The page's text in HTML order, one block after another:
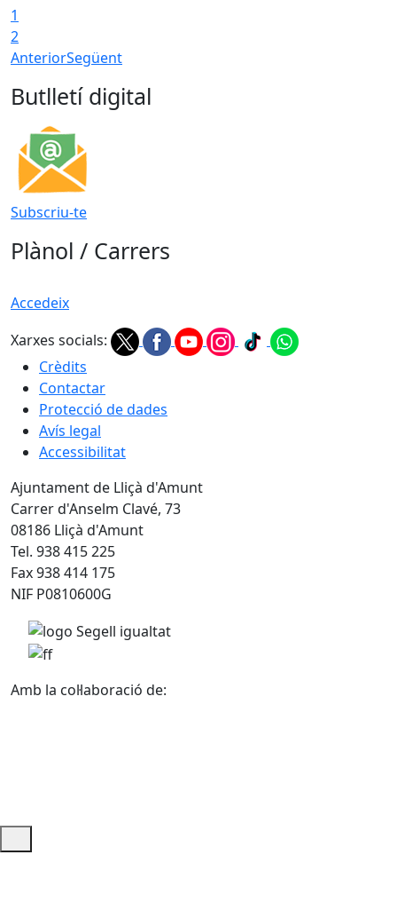
1
2
AnteriorSegüent
Butlletí digital
Subscriu-te
Plànol / Carrers
Accedeix
Xarxes socials:
Crèdits
Contactar
Protecció de dades
Avís legal
Accessibilitat
Ajuntament de Lliçà d'Amunt
Carrer d'Anselm Clavé, 73
08186 Lliçà d'Amunt
Tel. 938 415 225
Fax 938 414 175
NIF P0810600G
Amb la col·laboració de: